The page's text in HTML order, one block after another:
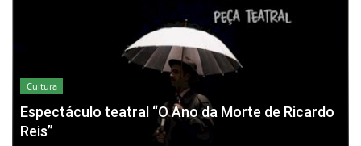
Cultura
Espectáculo teatral “O Ano da Morte de Ricardo
Reis”